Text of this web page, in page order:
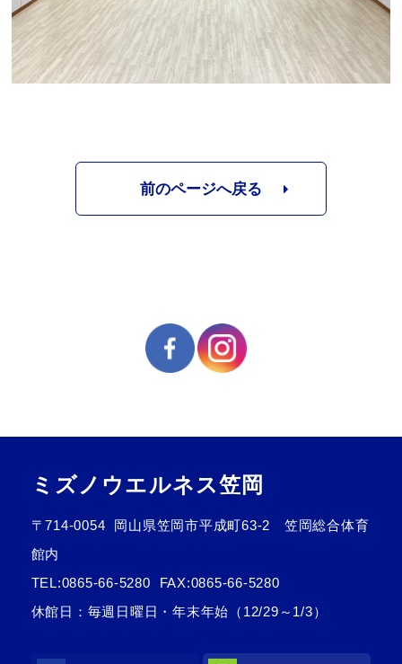
前のページへ戻る
ミズノウエルネス笠岡
〒714-0054
岡山県笠岡市平成町63-2 笠岡総合体育
館内
TEL:0865-66-5280
FAX:0865-66-5280
休館日：毎週日曜日・年末年始（12/29～1/3）